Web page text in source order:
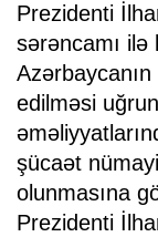
Prezidenti
sərəncamı ilə
edilməsi
şücaət
olunmasına
Prezidenti